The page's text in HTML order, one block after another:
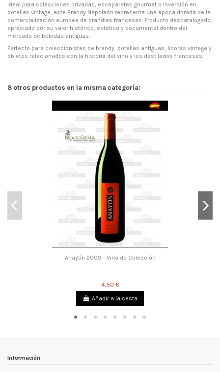
Ideal para colecciones privadas, escaparates gourmet o inversión en
botellas vintage, este Brandy Napoleón representa una época dorada de la
comercialización europea de brandies franceses. Producto descatalogado,
apreciado por su valor histórico, estético y documental dentro del
mercado de bebidas antiguas.
Perfecto para coleccionistas de brandy, botellas antiguas, licores vintage y
objetos relacionados con la historia del vino y los destilados franceses.
8 otros productos en la misma categoría:
Anayón 2009 - Vino de Colección
4,50 €
Añadir a la cesta
Información